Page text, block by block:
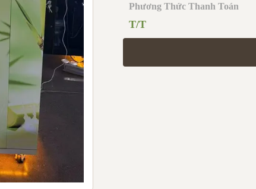
Phương Thức Thanh Toán
T/T